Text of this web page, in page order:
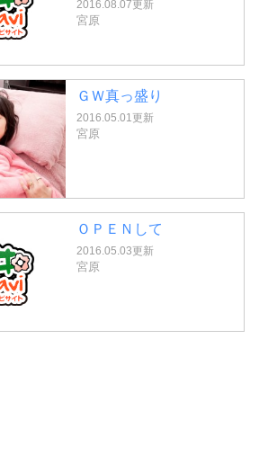
2016.08.07更新
宮原
ＧＷ真っ盛り
2016.05.01更新
宮原
ＯＰＥＮして
2016.05.03更新
宮原